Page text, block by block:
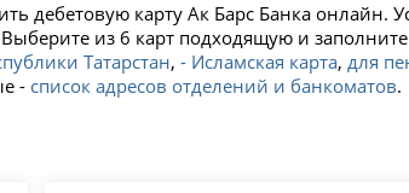
дебетовую карту Ак Барс Банка онлайн.
Выберите из 6 карт подходящую и
Татарстан,- Исламская карта,для
- список адресов отделений и банкоматов.